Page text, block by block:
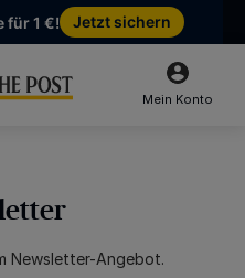
Uhr
Mein Konto
Newsletter-Angebot.